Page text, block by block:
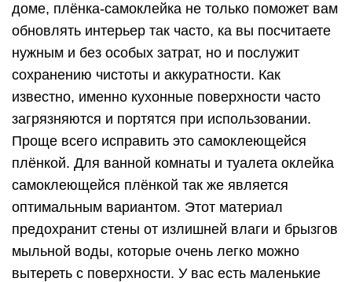
доме, плёнка-самоклейка не только поможет вам
обновлять интерьер так часто, ка вы посчитаете
нужным и без особых затрат, но и послужит
сохранению чистоты и аккуратности. Как
известно, именно кухонные поверхности часто
загрязняются и портятся при использовании.
Проще всего исправить это самоклеющейся
плёнкой. Для ванной комнаты и туалета оклейка
самоклеющейся плёнкой так же является
оптимальным вариантом. Этот материал
предохранит стены от излишней влаги и брызгов
мыльной воды, которые очень легко можно
вытереть с поверхности. У вас есть маленькие